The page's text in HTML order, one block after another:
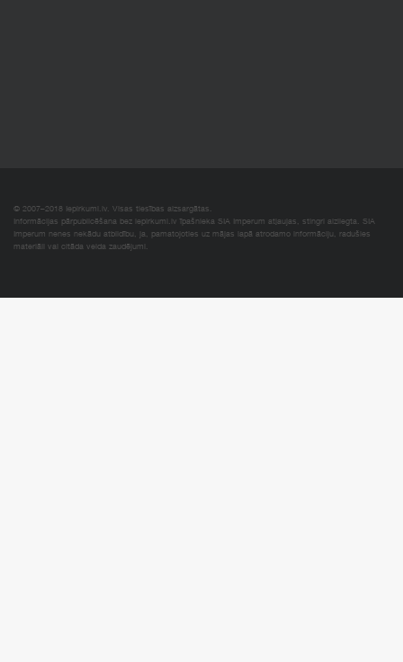
© 2007–2018 Iepirkumi.lv. Visas tiesības aizsargātas.
Informācijas pārpublicēšana bez iepirkumi.lv īpašnieka SIA Imperum atļaujas, stingri aizliegta. SIA
Imperum nenes nekādu atbildību, ja, pamatojoties uz mājas lapā atrodamo informāciju, radušies
materiāli vai citāda veida zaudējumi.